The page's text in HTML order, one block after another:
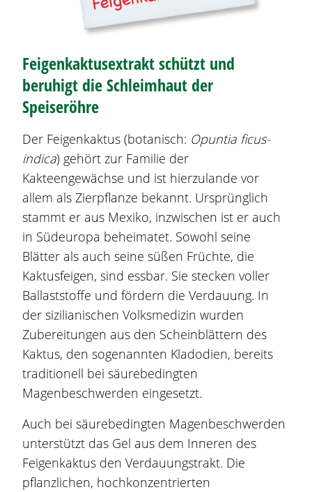
Feigenkaktusextrakt schützt und
beruhigt die Schleimhaut der
Speiseröhre
Der Feigenkaktus (botanisch: Opuntia ficus-
indica) gehört zur Familie der
Kakteengewächse und ist hierzulande vor
allem als Zierpflanze bekannt. Ursprünglich
stammt er aus Mexiko, inzwischen ist er auch
in Südeuropa beheimatet. Sowohl seine
Blätter als auch seine süßen Früchte, die
Kaktusfeigen, sind essbar. Sie stecken voller
Ballaststoffe und fördern die Verdauung. In
der sizilianischen Volksmedizin wurden
Zubereitungen aus den Scheinblättern des
Kaktus, den sogenannten Kladodien, bereits
traditionell bei säurebedingten
Magenbeschwerden eingesetzt.
Auch bei säurebedingten Magenbeschwerden
unterstützt das Gel aus dem Inneren des
Feigenkaktus den Verdauungstrakt. Die
pflanzlichen, hochkonzentrierten